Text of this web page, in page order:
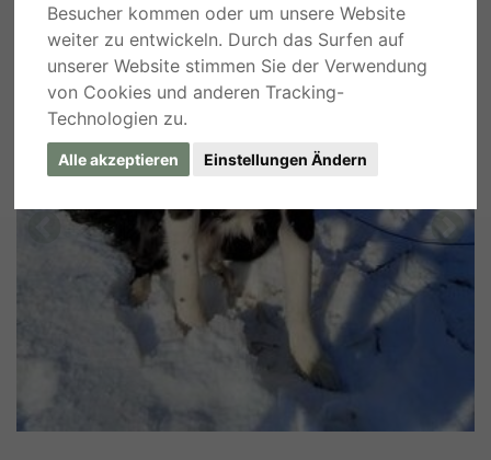
Besucher kommen oder um unsere Website
weiter zu entwickeln. Durch das Surfen auf
unserer Website stimmen Sie der Verwendung
von Cookies und anderen Tracking-
Technologien zu.
Alle akzeptieren Einstellungen Ändern